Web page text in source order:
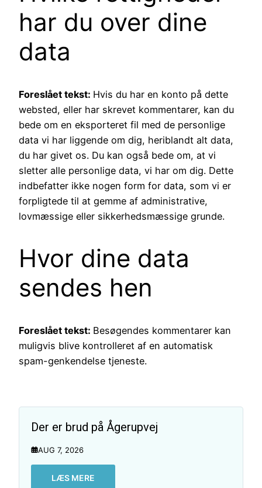
har du over dine
data
Foreslået tekst: Hvis du har en konto på dette
websted, eller har skrevet kommentarer, kan du
bede om en eksporteret fil med de personlige
data vi har liggende om dig, heriblandt alt data,
du har givet os. Du kan også bede om, at vi
sletter alle personlige data, vi har om dig. Dette
indbefatter ikke nogen form for data, som vi er
forpligtede til at gemme af administrative,
lovmæssige eller sikkerhedsmæssige grunde.
Hvor dine data
sendes hen
Foreslået tekst: Besøgendes kommentarer kan
muligvis blive kontrolleret af en automatisk
spam-genkendelse tjeneste.
Der er brud på Ågerupvej
AUG 7, 2026
LÆS MERE